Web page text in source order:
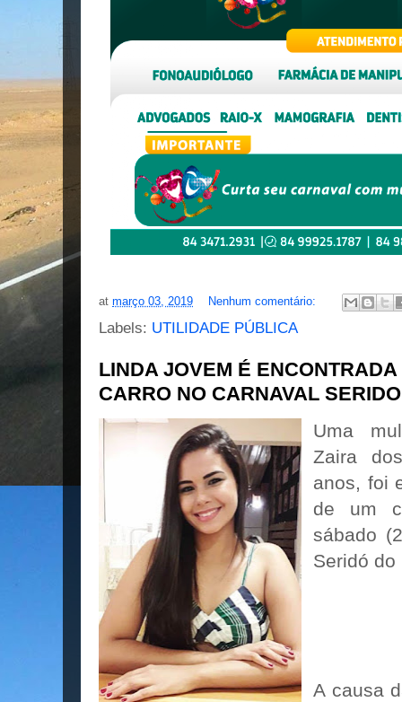
at março 03, 2019 Nenhum comentário:
Labels: UTILIDADE PÚBLICA
LINDA JOVEM É
CARRO NO CARNAVAL
Uma
Zaira
anos, foi
de um
sábado
Seridó
A causa